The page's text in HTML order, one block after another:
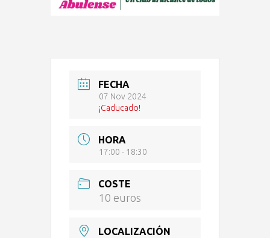
FECHA
07 Nov 2024
¡Caducado!
HORA
17:00 - 18:30
COSTE
10 euros
LOCALIZACIÓN